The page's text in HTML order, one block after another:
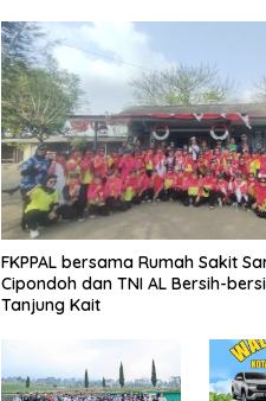
FKPPAL bersama Rumah Sakit
Cipondoh dan TNI AL Bersih-
Tanjung Kait